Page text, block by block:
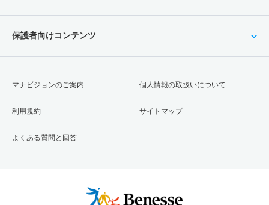
保護者向けコンテンツ
マナビジョンのご案内
利用規約
よくある質問と回答
個人情報の取扱いについて
サイトマップ